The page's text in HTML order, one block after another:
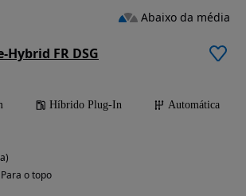
Hybrid FR DSG
Híbrido Plug-In
Automática
o topo
Abaixo da média